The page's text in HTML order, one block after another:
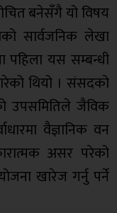
बनेसँगै यो विषय
सार्वजनिक लेखा
पहिला यस सम्बन्धी
थियो । संसदको
उपसमितिले जैविक
वैज्ञानिक वन
असर परेको
खारेज गर्नु पर्ने